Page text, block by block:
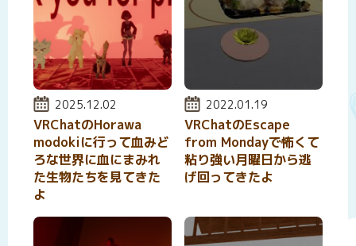
投稿日:
2025.12.02
VRChatのHorawa
modokiに行って血みど
ろな世界に血にまみれ
た生物たちを見てきた
よ
投稿日:
2022.01.19
VRChatのEscape
from Mondayで怖くて
粘り強い月曜日から逃
げ回ってきたよ